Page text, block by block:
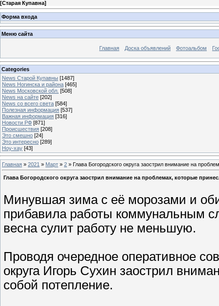
[Старая Купавна]
Форма входа
Меню сайта
Главная Доска объявлений Фотоальбом
Categories
News Старой Купавны [1487]
News Ногинска и района [465]
News Московской обл. [508]
News на сайте [202]
News со всего света [584]
Полезная информация [537]
Важная информация [316]
Новости РФ [871]
Происшествия [208]
Это смешно [24]
Это интересно [289]
Ноу-хау [43]
Главная » 2021 » Март » 2 » Глава Богородского округа заострил внимание на
Глава Богородского округа заострил внимание на проблемах, которые
Минувшая зима с её морозами и
прибавила работы коммунальным
весна сулит работу не меньшую.
Проводя очередное оперативное
округа Игорь Сухин заострил
собой потепление.